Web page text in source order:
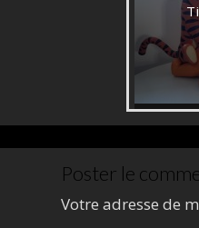
Poster le
Votre adresse de